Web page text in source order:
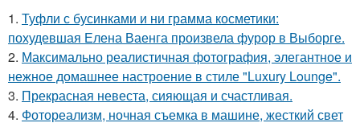
1. Туфли с бусинками и ни грамма косметики:
похудевшая Елена Ваенга произвела фурор в Выборге.
2. Максимально реалистичная фотография, элегантное и
нежное домашнее настроение в стиле "Luxury Lounge".
3. Прекрасная невеста, сияющая и счастливая.
4. Фотореализм, ночная съемка в машине, жесткий свет